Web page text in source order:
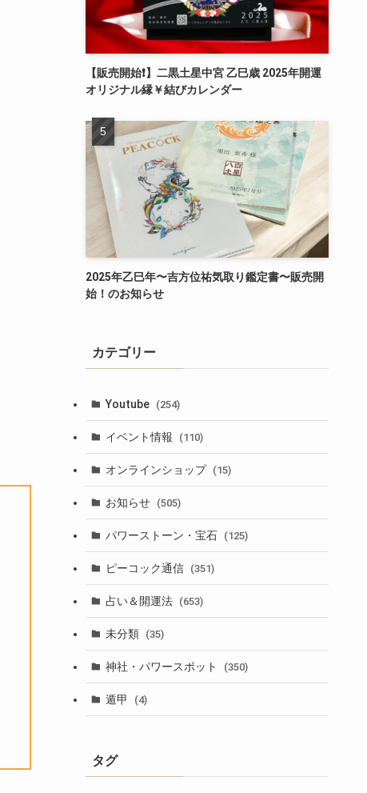
【販売開始❗️】二黒土星中宮 乙巳歳 2025年開運
オリジナル縁￥結びカレンダー
2025年乙巳年〜吉方位祐気取り鑑定書〜販売開
始！のお知らせ
カテゴリー
Youtube (254)
イベント情報 (110)
オンラインショップ (15)
お知らせ (505)
パワーストーン・宝石 (125)
ピーコック通信 (351)
占い＆開運法 (653)
未分類 (35)
神社・パワースポット (350)
遁甲 (4)
タグ